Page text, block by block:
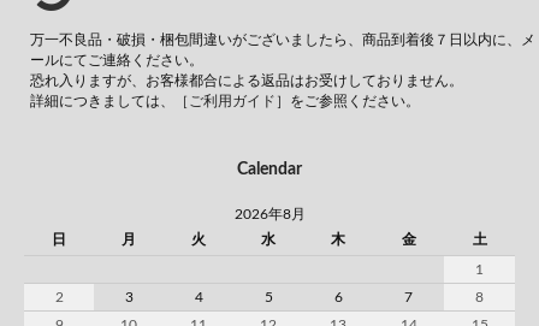
万一不良品・破損・梱包間違いがございましたら、商品到着後７日以内に、メ
ールにてご連絡ください。
恐れ入りますが、お客様都合による返品はお受けしておりません。
詳細につきましては、
［ご利用ガイド］ をご参照ください。
Calendar
2026年8月
日
月 火 水 木 金 土
1
2
3 4 5 6 7
8